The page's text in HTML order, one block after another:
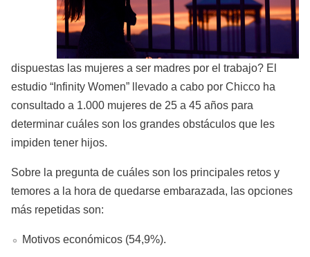
dispuestas las mujeres a ser madres por el trabajo? El
estudio “Infinity Women” llevado a cabo por Chicco ha
consultado a 1.000 mujeres de 25 a 45 años para
determinar cuáles son los grandes obstáculos que les
impiden tener hijos.
Sobre la pregunta de cuáles son los principales retos y
temores a la hora de quedarse embarazada, las opciones
más repetidas son:
Motivos económicos (54,9%).